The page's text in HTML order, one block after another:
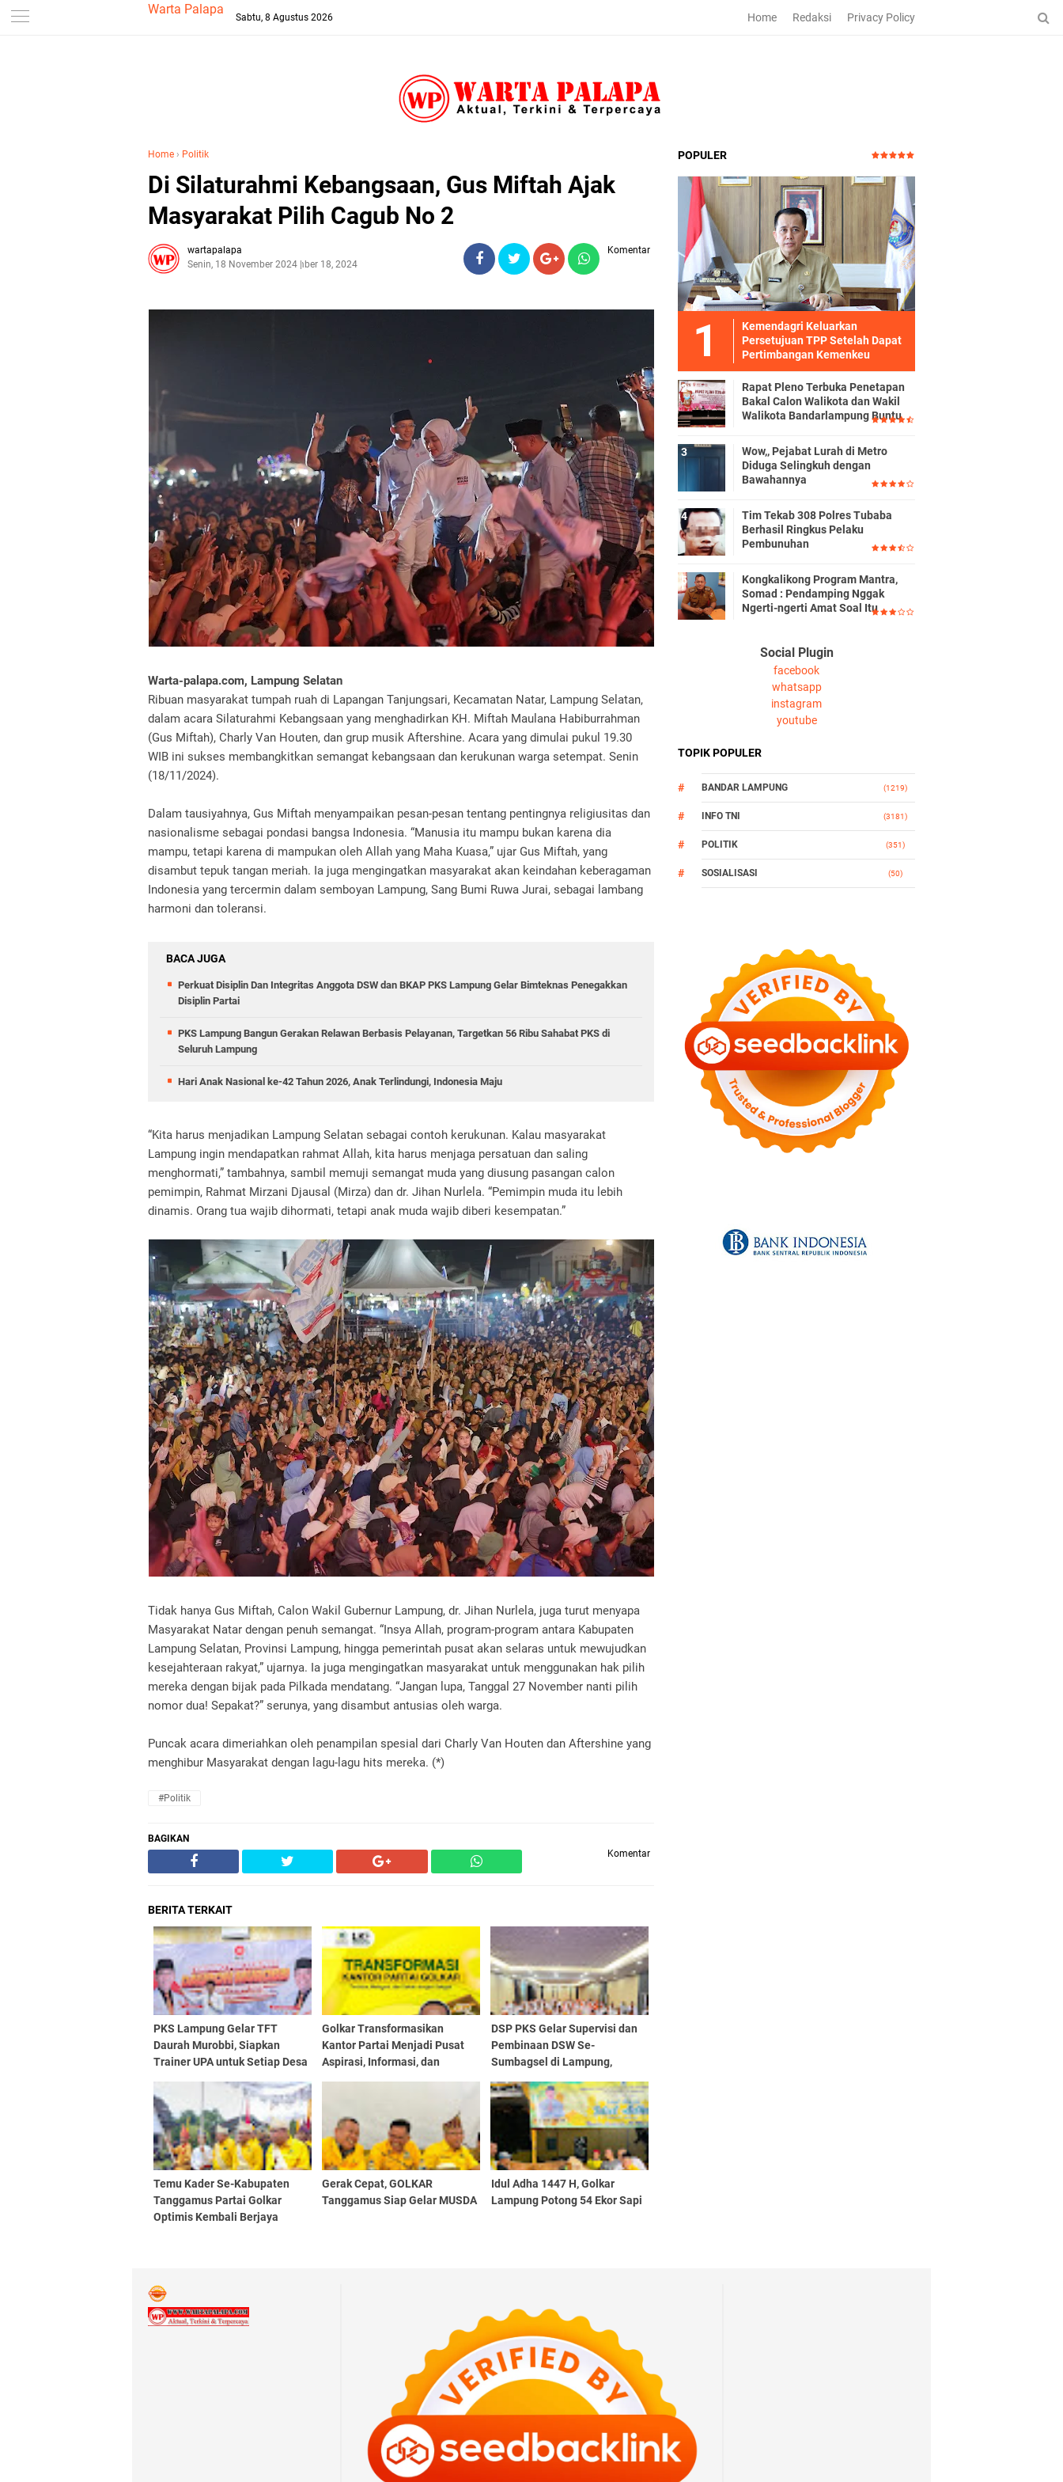
--> Warta Palapa
Sabtu, 8 Agustus 2026 Home Redaksi Privacy Policy
Home › Politik
Di Silaturahmi Kebangsaan, Gus Miftah Ajak
Masyarakat Pilih Cagub No 2
wartapalapa
Senin, 18 November 2024November 18, 2024
Komentar
Warta-palapa.com, Lampung Selatan
Ribuan masyarakat tumpah ruah di Lapangan Tanjungsari, Kecamatan Natar, Lampung Selatan,
dalam acara Silaturahmi Kebangsaan yang menghadirkan KH. Miftah Maulana Habiburrahman
(Gus Miftah), Charly Van Houten, dan grup musik Aftershine. Acara yang dimulai pukul 19.30
WIB ini sukses membangkitkan semangat kebangsaan dan kerukunan warga setempat. Senin
(18/11/2024).
Dalam tausiyahnya, Gus Miftah menyampaikan pesan-pesan tentang pentingnya religiusitas dan
nasionalisme sebagai pondasi bangsa Indonesia. “Manusia itu mampu bukan karena dia
mampu, tetapi karena di mampukan oleh Allah yang Maha Kuasa,” ujar Gus Miftah, yang
disambut tepuk tangan meriah. Ia juga mengingatkan masyarakat akan keindahan keberagaman
Indonesia yang tercermin dalam semboyan Lampung, Sang Bumi Ruwa Jurai, sebagai lambang
harmoni dan toleransi.
BACA JUGA
Perkuat Disiplin Dan Integritas Anggota DSW dan BKAP PKS Lampung Gelar Bimteknas Penegakkan
Disiplin Partai
PKS Lampung Bangun Gerakan Relawan Berbasis Pelayanan, Targetkan 56 Ribu Sahabat PKS di
Seluruh Lampung
Hari Anak Nasional ke-42 Tahun 2026, Anak Terlindungi, Indonesia Maju
“Kita harus menjadikan Lampung Selatan sebagai contoh kerukunan. Kalau masyarakat
Lampung ingin mendapatkan rahmat Allah, kita harus menjaga persatuan dan saling
menghormati,” tambahnya, sambil memuji semangat muda yang diusung pasangan calon
pemimpin, Rahmat Mirzani Djausal (Mirza) dan dr. Jihan Nurlela. “Pemimpin muda itu lebih
dinamis. Orang tua wajib dihormati, tetapi anak muda wajib diberi kesempatan.”
Tidak hanya Gus Miftah, Calon Wakil Gubernur Lampung, dr. Jihan Nurlela, juga turut menyapa
Masyarakat Natar dengan penuh semangat. “Insya Allah, program-program antara Kabupaten
Lampung Selatan, Provinsi Lampung, hingga pemerintah pusat akan selaras untuk mewujudkan
kesejahteraan rakyat,” ujarnya. Ia juga mengingatkan masyarakat untuk menggunakan hak pilih
mereka dengan bijak pada Pilkada mendatang. “Jangan lupa, Tanggal 27 November nanti pilih
nomor dua! Sepakat?” serunya, yang disambut antusias oleh warga.
Puncak acara dimeriahkan oleh penampilan spesial dari Charly Van Houten dan Aftershine yang
menghibur Masyarakat dengan lagu-lagu hits mereka. (*)
#Politik
BAGIKAN
Komentar
BERITA TERKAIT
PKS Lampung Gelar TFT
Daurah Murobbi, Siapkan
Trainer UPA untuk Setiap Desa
Golkar Transformasikan
Kantor Partai Menjadi Pusat
Aspirasi, Informasi, dan
DSP PKS Gelar Supervisi dan
Pembinaan DSW Se-
Sumbagsel di Lampung,
Islam Rahmatan Lil Alamin
Temu Kader Se-Kabupaten
Tanggamus Partai Golkar
Optimis Kembali Berjaya
Gerak Cepat, GOLKAR
Tanggamus Siap Gelar MUSDA
Idul Adha 1447 H, Golkar
Lampung Potong 54 Ekor Sapi
POPULER
Kemendagri Keluarkan
Persetujuan TPP Setelah Dapat
Pertimbangan Kemenkeu
Rapat Pleno Terbuka Penetapan
Bakal Calon Walikota dan Wakil
Walikota Bandarlampung Buntu
Wow,, Pejabat Lurah di Metro
Diduga Selingkuh dengan
Bawahannya
Tim Tekab 308 Polres Tubaba
Berhasil Ringkus Pelaku
Pembunuhan
Kongkalikong Program Mantra,
Somad : Pendamping Nggak
Ngerti-ngerti Amat Soal Itu
Social Plugin
facebook
whatsapp
instagram
youtube
TOPIK POPULER
BANDAR LAMPUNG (1219)
INFO TNI (3181)
POLITIK (351)
SOSIALISASI (50)